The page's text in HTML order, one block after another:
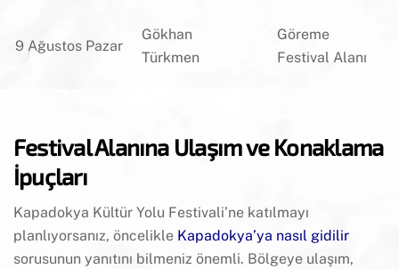
9 Ağustos Pazar
Gökhan
Türkmen
Göreme
Festival Alanı
Festival Alanına Ulaşım ve Konaklama
İpuçları
Kapadokya Kültür Yolu Festivali’ne katılmayı
planlıyorsanız, öncelikle Kapadokya’ya nasıl gidilir
sorusunun yanıtını bilmeniz önemli. Bölgeye ulaşım,